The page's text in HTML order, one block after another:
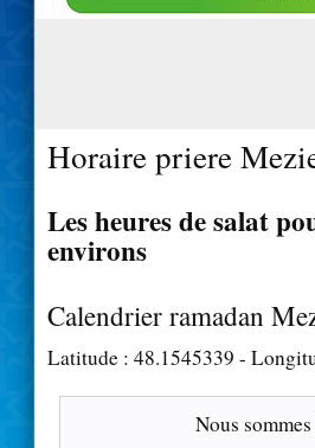
Horaire priere
Les heures de salat
environs
Calendrier ramadan
Latitude : 48.1545339 -
Nous